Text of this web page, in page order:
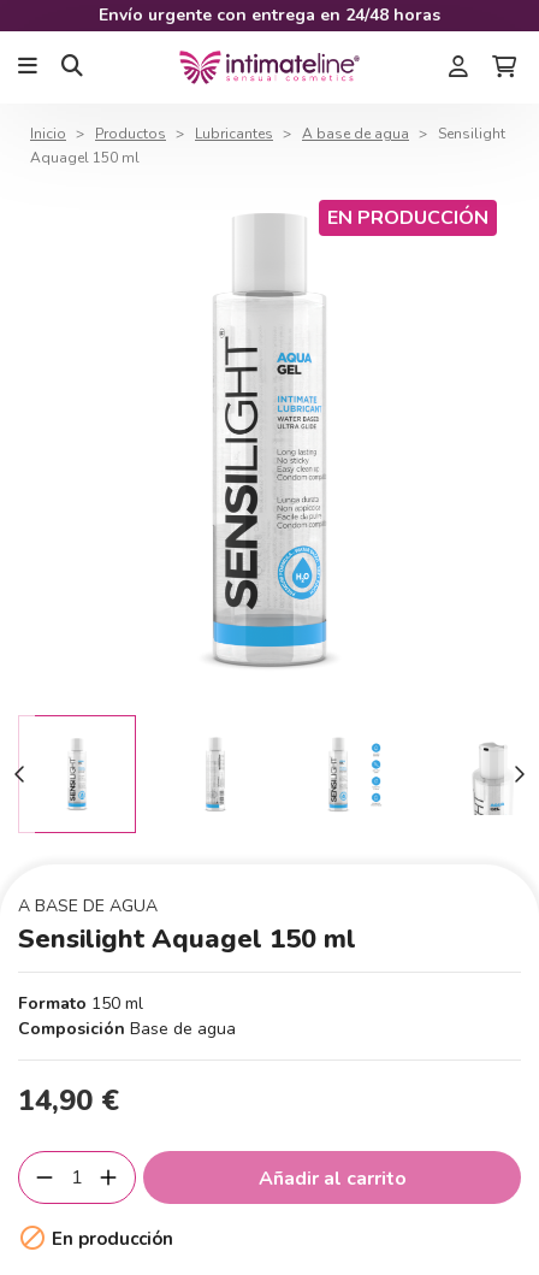
Envío urgente con entrega en 24/48 horas
Inicio Productos Lubricantes A base de agua
Sensilight
Aquagel 150 ml
EN PRODUCCIÓN
A BASE DE AGUA
Sensilight Aquagel 150 ml
Formato 150 ml
Composición Base de agua
14,90 €
Añadir al carrito
 En producción